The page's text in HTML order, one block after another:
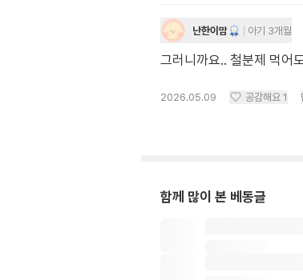
난한이맘 아기 3개월
그러니까요.. 철분제 먹어
2026.05.09 공감해요 1
함께 많이 본 베동글